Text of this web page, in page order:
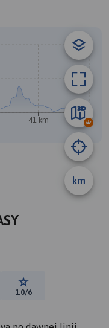
km
41 km 55 km
Ocena trasy:
1.0/6